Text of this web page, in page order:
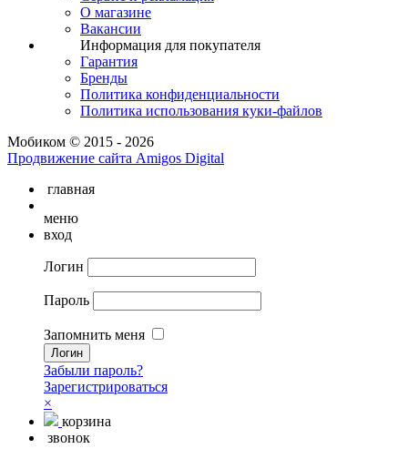
О магазине
Вакансии
Информация для покупателя
Гарантия
Бренды
Политика конфиденциальности
Политика использования куки-файлов
Мобиком © 2015 - 2026
Продвижение сайта Amigos Digital
главная
меню
вход
Логин
Пароль
Запомнить меня
Забыли пароль?
Зарегистрироваться
×
корзина
звонок